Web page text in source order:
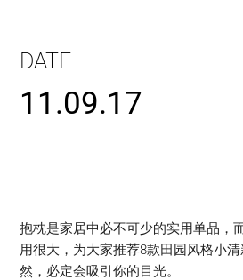
DATE
11.09.17
抱枕是家居中必不可少的实用单品，
用很大，为大家推荐8款田园风格小
然，必定会吸引你的目光。